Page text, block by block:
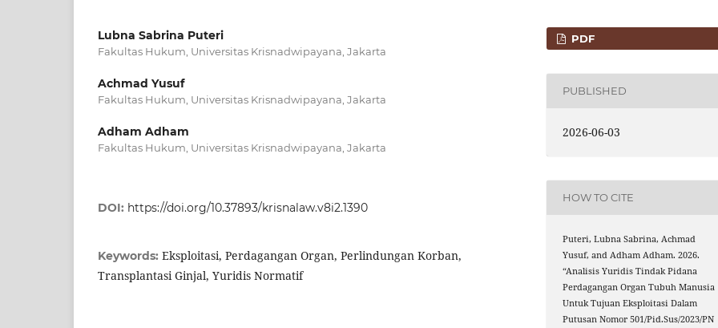
Lubna Sabrina Puteri
Fakultas Hukum, Universitas Krisnadwipayana, Jakarta
Achmad Yusuf
Fakultas Hukum, Universitas Krisnadwipayana, Jakarta
Adham Adham
Fakultas Hukum, Universitas Krisnadwipayana, Jakarta
DOI: https://doi.org/10.37893/krisnalaw.v8i2.1390
Keywords: Eksploitasi, Perdagangan Organ, Perlindungan Korban,
Transplantasi Ginjal, Yuridis Normatif
PDF
PUBLISHED
2026-06-03
HOW TO CITE
Puteri, Lubna Sabrina, Achmad
Yusuf, and Adham Adham. 2026.
“Analisis Yuridis Tindak Pidana
Perdagangan Organ Tubuh Manusia
Untuk Tujuan Eksploitasi Dalam
Putusan Nomor 501/Pid.Sus/2023/PN